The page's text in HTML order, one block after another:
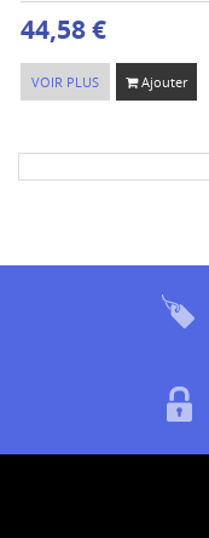
44,58 €
VOIR PLUS Ajouter